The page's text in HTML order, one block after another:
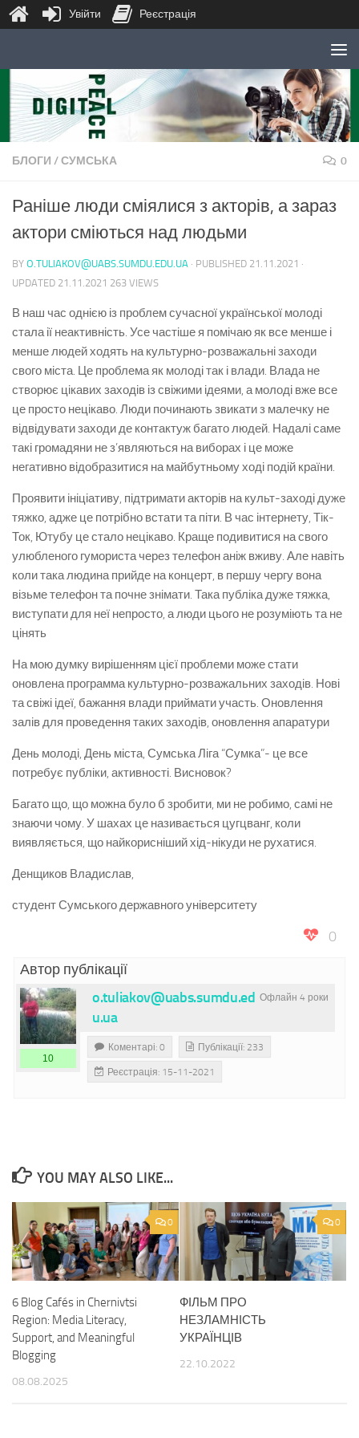
Skip to content
БЛОГИ /СУМСЬКА 0
Раніше люди сміялися з акторів, а зараз
актори сміються над людьми
BY O.TULIAKOV@UABS.SUMDU.EDU.UA · PUBLISHED 21.11.2021 ·
UPDATED 21.11.2021 263 VIEWS
В наш час однією із проблем сучасної української молоді
стала ії неактивність. Усе частіше я помічаю як все менше і
менше людей ходять на культурно-розважальні заходи
свого міста. Це проблема як молоді так і влади. Влада не
створює цікавих заходів із свіжими ідеями, а молоді вже все
це просто нецікаво. Люди починають звикати з малечку не
відвідувати заходи де контактуж багато людей. Надалі саме
такі громадяни не з’являються на виборах і це може
негативно відобразитися на майбутньому ході подій країни.
Проявити ініціативу, підтримати акторів на культ-заході дуже
тяжко, адже це потрібно встати та піти. В час інтернету, Тік-
Ток, Ютубу це стало нецікаво. Краще подивитися на свого
улюбленого гумориста через телефон аніж вживу. Але навіть
коли така людина прийде на концерт, в першу чергу вона
візьме телефон та почне знімати. Така публіка дуже тяжка,
виступати для неї непросто, а люди цього не розуміють та не
цінять
На мою думку вирішенням цієї проблеми може стати
оновлена программа культурно-розважальних заходів. Нові
та свіжі ідеї, бажання влади приймати участь. Оновлення
залів для проведення таких заходів, оновлення апаратури
День молоді, День міста, Сумська Ліга “Сумка”- це все
потребує публіки, активності. Висновок?
Багато що, що можна було б зробити, ми не робимо, самі не
знаючи чому. У шахах це називається цугцванг, коли
виявляється, що найкорисніший хід-нікуди не рухатися.
Денщиков Владислав,
студент Сумського державного університету
0
Автор публікації
Офлайн 4 роки
o.tuliakov@uabs.sumdu.ed
u.ua
10
Коментарі: 0 Публікації: 233
Реєстрація: 15-11-2021
YOU MAY ALSO LIKE...
0
6 Blog Cafés in Chernivtsi
Region: Media Literacy,
Support, and Meaningful
Blogging
08.08.2025
0
ФІЛЬМ ПРО
НЕЗЛАМНІСТЬ
УКРАЇНЦІВ
22.10.2022
Увійти Реєстрація